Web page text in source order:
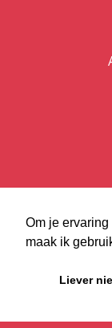
Om je
maak ik
Liever